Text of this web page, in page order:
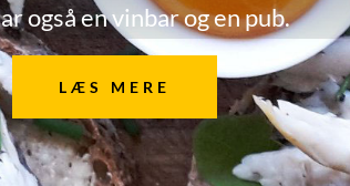
også en vinbar og en pub.
LÆS MERE